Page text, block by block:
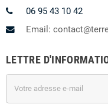
06 95 43 10 42
Email:
LETTRE